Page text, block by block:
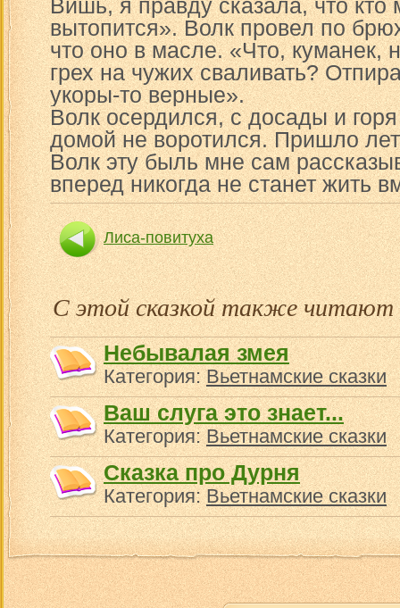
Вишь, я правду сказала, что кто
вытопится». Волк провел по
что оно в масле. «Что, куманек,
грех на чужих сваливать?
укоры-то верные».
Волк осердился, с досады и
домой не воротился. Пришло
Волк эту быль мне сам
вперед никогда не станет жить
Лиса-повитуха
С этой сказкой также читают
Небывалая змея
Категория:Вьетнамские сказки
Ваш слуга это знает...
Категория:Вьетнамские сказки
Сказка про Дурня
Категория:Вьетнамские сказки